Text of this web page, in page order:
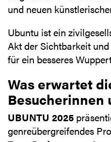
und neuen
Ubuntu ist ein
Akt der Sichtbarkeit
für ein besseres
Was erwartet
Besucherinnen
UBUNTU 2025
genreübergreifendes